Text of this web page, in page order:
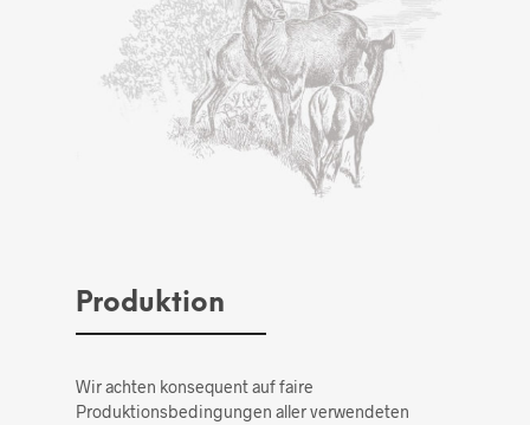
Produktion
Wir achten konsequent auf faire
Produktionsbedingungen aller verwendeten